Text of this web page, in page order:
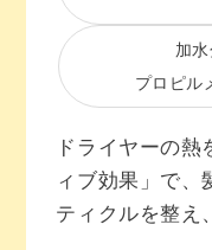
加
プロピル
ドライヤーの
ィブ効果」で、
ティクルを整え